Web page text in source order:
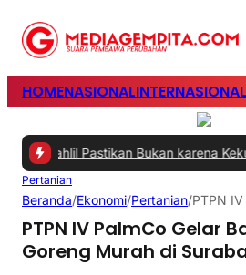
HOMENASIONALINTERNASIONAL
Pastikan Bukan karena
Pertanian
Beranda/Ekonomi/Pertanian/PTPN
PTPN IV PalmCo Gelar
Goreng Murah di